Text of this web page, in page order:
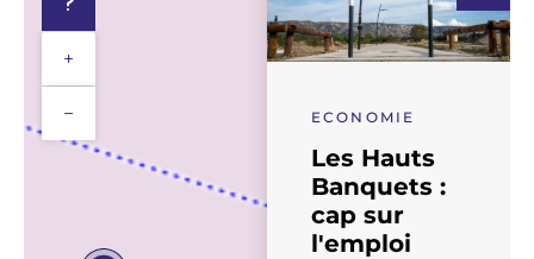
+
− ECONOMIE
Les Hauts
Banquets :
cap sur
l'emploi